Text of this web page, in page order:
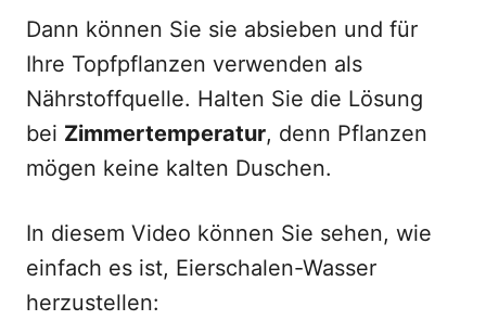
Dann können Sie sie absieben und für
Ihre Topfpflanzen verwenden als
Nährstoffquelle. Halten Sie die Lösung
bei Zimmertemperatur, denn Pflanzen
mögen keine kalten Duschen.
In diesem Video können Sie sehen, wie
einfach es ist, Eierschalen-Wasser
herzustellen: